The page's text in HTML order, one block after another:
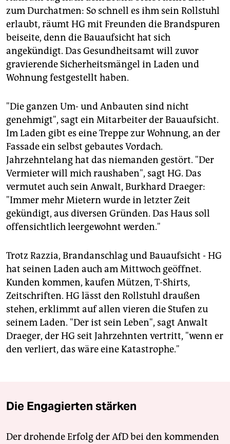
zum Durchatmen: So schnell es ihm sein Rollstuhl
erlaubt, räumt HG mit Freunden die Brandspuren
beiseite, denn die Bauaufsicht hat sich
angekündigt. Das Gesundheitsamt will zuvor
gravierende Sicherheitsmängel in Laden und
Wohnung festgestellt haben.
"Die ganzen Um- und Anbauten sind nicht
genehmigt", sagt ein Mitarbeiter der Bauaufsicht.
Im Laden gibt es eine Treppe zur Wohnung, an der
Fassade ein selbst gebautes Vordach.
Jahrzehntelang hat das niemanden gestört. "Der
Vermieter will mich raushaben", sagt HG. Das
vermutet auch sein Anwalt, Burkhard Draeger:
"Immer mehr Mietern wurde in letzter Zeit
gekündigt, aus diversen Gründen. Das Haus soll
offensichtlich leergewohnt werden."
Trotz Razzia, Brandanschlag und Bauaufsicht - HG
hat seinen Laden auch am Mittwoch geöffnet.
Kunden kommen, kaufen Mützen, T-Shirts,
Zeitschriften. HG lässt den Rollstuhl draußen
stehen, erklimmt auf allen vieren die Stufen zu
seinem Laden. "Der ist sein Leben", sagt Anwalt
Draeger, der HG seit Jahrzehnten vertritt, "wenn er
den verliert, das wäre eine Katastrophe."
Die Engagierten stärken
Der drohende Erfolg der AfD bei den kommenden